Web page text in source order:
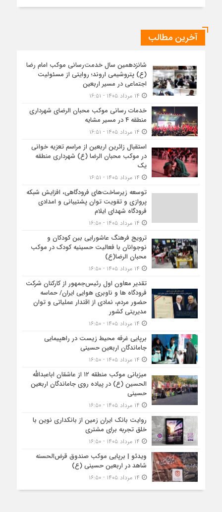
آخرین مطالب
شانزدهمین سال خدمت‌رسانی موکب امام رضا
(ع) پتروشیمی اروند؛ روایتی از مسئولیت
اجتماعی در مسیر اربعین
خدمات رسانی موکب محبان الرضای شهرداری
منطقه ۴ در مسیر مشایه
استقبال زائرین اربعین از مراسم تعزیه خوانی
در موکب محبان الرضا (ع) شهرداری منطقه
یک
توسعه زیرساخت‌های فرودگاهی، افزایش شبکه
پروازی و تقویت توان پشتیبانی و امدادی
فرودگاه شهدای ایلام
ترویج فرهنگ عاشورایی بین کودکان و
نوجوانان با فعالیت حسینیه کودک در موکب
محبان الرضا(ع)
تقدیر معاون اول رئیس‌جمهور از کارکنان شرکت
فرودگاه ها و ناوبری هوایی ایران/ حماسه
حضور مردم، نمادی از اقتدار عملیاتی و توان
مدیریتی کشور
برپایی غرفه محیط زیست در راهپیمایی
جاماندگان اربعین حسینی
میزبانی موکب منطقه ۱۲ از عاشقان اباعبدالله
الحسین (ع) در پیاده روی جاماندگان اربعین
حسینی
روایت بانک ایران زمین از بانکداری نوین با
خلق تجربه برای مشتری
ویدئو | برپایی موکب صندوق قرض‌الحسنه
شاهد در اربعین حسینی (ع)